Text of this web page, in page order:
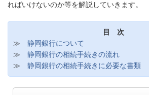
ればいけないのか等を解説していきます。
目 次
≫ 静岡銀行について
≫ 静岡銀行の相続手続きの流れ
≫ 静岡銀行の相続手続きに必要な書類